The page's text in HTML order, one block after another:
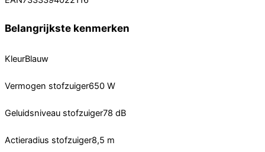
Belangrijkste kenmerken
KleurBlauw
Vermogen stofzuiger650 W
Geluidsniveau stofzuiger78 dB
Actieradius stofzuiger8,5 m